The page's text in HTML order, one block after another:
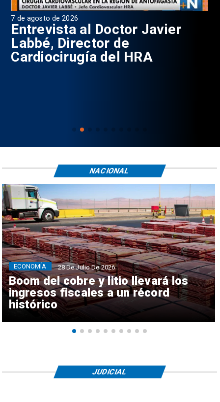
agosto de 2026
al Doctor Javier
Director de
del HRA
Boom del cobre y litio llevará los
ingresos fiscales a un récord
histórico
ECONOMÍA 28 De Julio De 2026
NACIONAL
JUDICIAL